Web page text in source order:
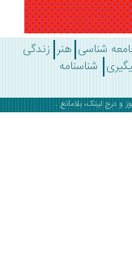
هنر زندگی
شناسنامه
بلامانع .